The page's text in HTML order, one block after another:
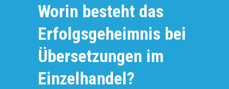
Worin besteht das
Erfolgsgeheimnis bei
Übersetzungen im
Einzelhandel?